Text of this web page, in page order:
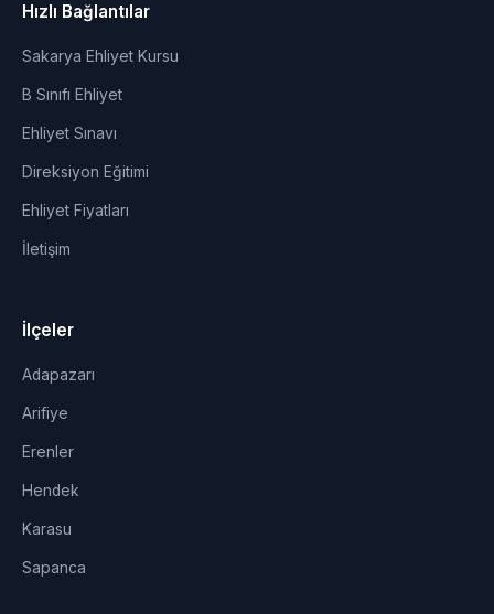
Hızlı Bağlantılar
Sakarya Ehliyet Kursu
B Sınıfı Ehliyet
Ehliyet Sınavı
Direksiyon Eğitimi
Ehliyet Fiyatları
İletişim
İlçeler
Adapazarı
Arifiye
Erenler
Hendek
Karasu
Sapanca